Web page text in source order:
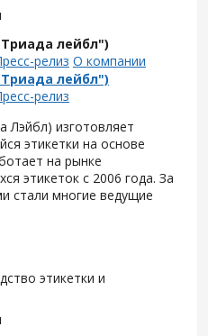
лейбл")
релиз О компании
лейбл")
релиз
Лэйбл) изготовляет
этикетки на основе
на рынке
этикеток с 2006 года. За
стали многие ведущие
этикетки и